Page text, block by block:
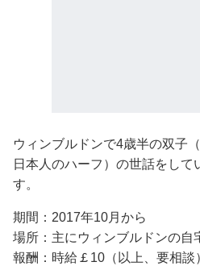
ウィンブルドンで4歳半の双子
日本人のハーフ）の世話をして
す。
期間：2017年10月から
場所：主にウィンブルドンの自
報酬：時給￡10（以上、要相談